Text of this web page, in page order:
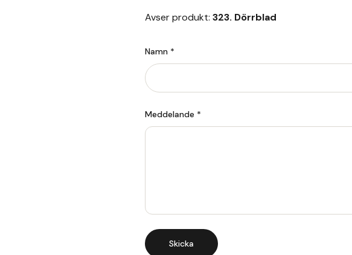
Avser produkt: 323. Dörrblad
Namn *
Meddelande *
Skicka